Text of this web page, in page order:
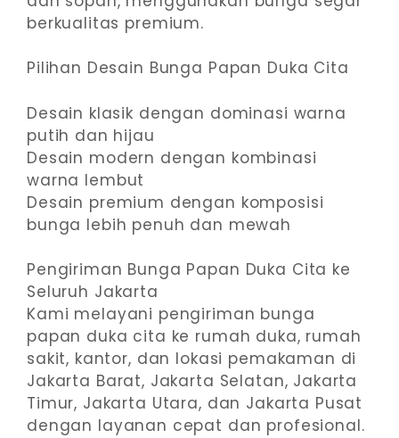
berkualitas premium.
Pilihan Desain Bunga Papan Duka Cita
Desain klasik dengan dominasi warna
putih dan hijau
Desain modern dengan kombinasi
warna lembut
Desain premium dengan komposisi
bunga lebih penuh dan mewah
Pengiriman Bunga Papan Duka Cita ke
Seluruh Jakarta
Kami melayani pengiriman bunga
papan duka cita ke rumah duka, rumah
sakit, kantor, dan lokasi pemakaman di
Jakarta Barat, Jakarta Selatan, Jakarta
Timur, Jakarta Utara, dan Jakarta Pusat
dengan layanan cepat dan profesional.